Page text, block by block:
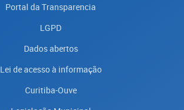
Portal da Transparencia
LGPD
Dados abertos
Lei de acesso à informação
Curitiba-Ouve